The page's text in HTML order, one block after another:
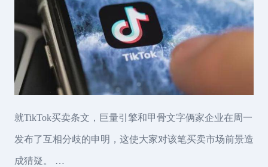
就TikTok买卖条文，巨量引擎和甲骨文字俩家企业在周一
发布了互相分歧的申明，这使大家对该笔买卖市场前景造
成猜疑。 …